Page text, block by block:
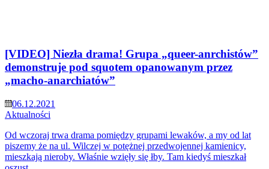
[VIDEO] Niezła drama! Grupa „queer-anrchistów”
demonstruje pod squotem opanowanym przez
„macho-anarchiatów”
06.12.2021
Aktualności
Od wczoraj trwa drama pomiędzy grupami lewaków, a my od lat
piszemy że na ul. Wilczej w potężnej przedwojennej kamienicy,
mieszkają nieroby. Właśnie wzięły się łby. Tam kiedyś mieszkał